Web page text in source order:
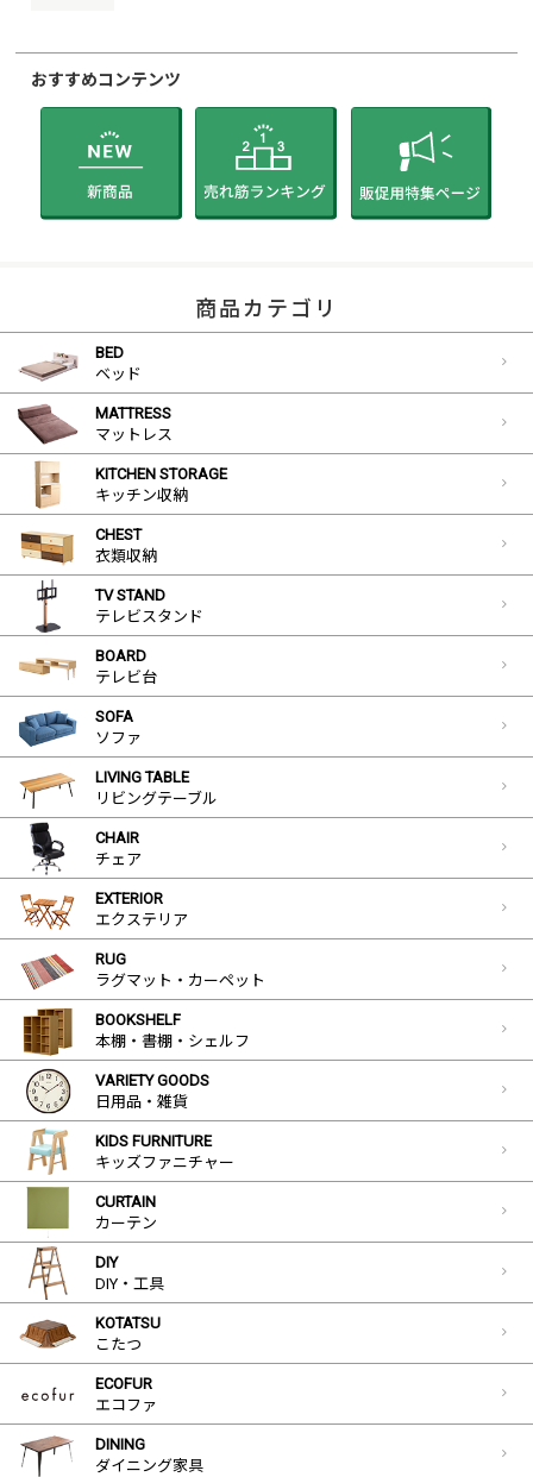
おすすめコンテンツ
商品カテゴリ
BED
ベッド
MATTRESS
マットレス
KITCHEN STORAGE
キッチン収納
CHEST
衣類収納
TV STAND
テレビスタンド
BOARD
テレビ台
SOFA
ソファ
LIVING TABLE
リビングテーブル
CHAIR
チェア
EXTERIOR
エクステリア
RUG
ラグマット・カーペット
BOOKSHELF
本棚・書棚・シェルフ
VARIETY GOODS
日用品・雑貨
KIDS FURNITURE
キッズファニチャー
CURTAIN
カーテン
DIY
DIY・工具
KOTATSU
こたつ
ECOFUR
エコファ
DINING
ダイニング家具